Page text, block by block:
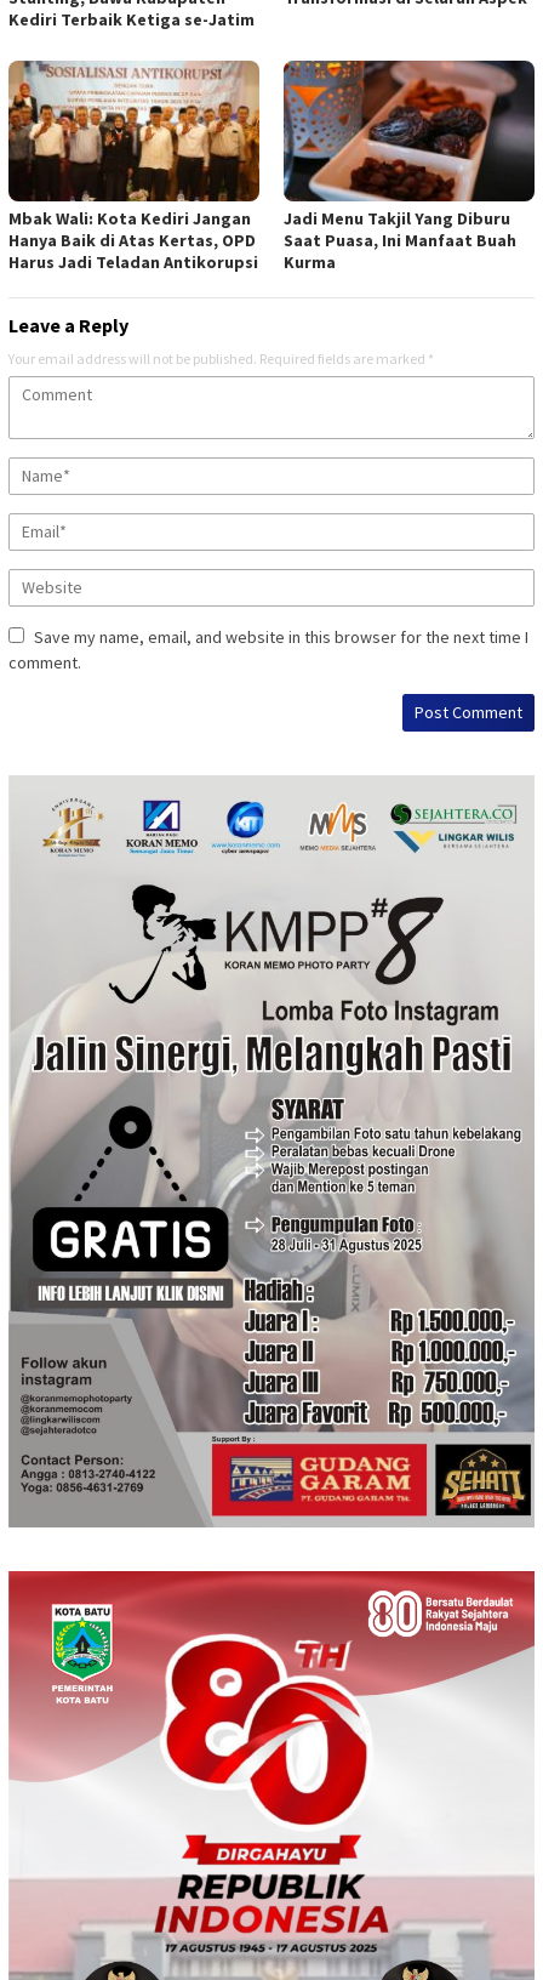
Kediri Terbaik Ketiga se-Jatim
Mbak Wali: Kota Kediri Jangan
Hanya Baik di Atas Kertas, OPD
Harus Jadi Teladan Antikorupsi
Jadi Menu Takjil Yang Diburu
Saat Puasa, Ini Manfaat Buah
Kurma
Leave a Reply
Your email address will not be published. Required fields are marked *
Save my name, email, and website in this browser for the next time I
comment.